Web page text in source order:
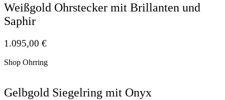
Weißgold Ohrstecker mit Brillanten und
Saphir
1.095,00 €
Shop Ohrring
Gelbgold Siegelring mit Onyx